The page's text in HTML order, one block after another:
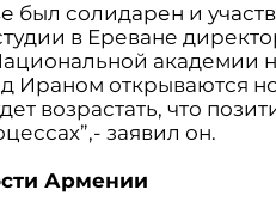
был солидарен и
в Ереване
академии
Ираном открываются
возрастать, что
заявил он.
Армении